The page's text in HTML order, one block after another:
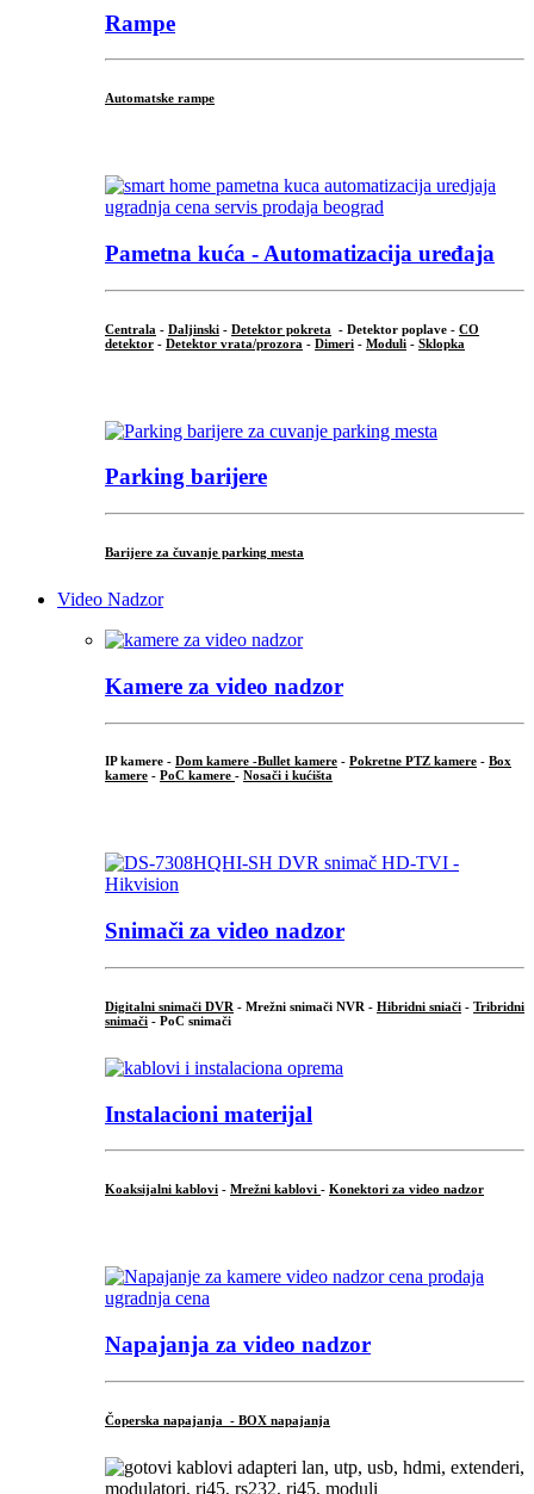
Rampe
Automatske rampe
Pametna kuća - Automatizacija uređaja
Centrala - Daljinski - Detektor pokreta - Detektor poplave - CO
detektor - Detektor vrata/prozora - Dimeri - Moduli - Sklopka
Parking barijere
Barijere za čuvanje parking mesta
Video Nadzor
Kamere za video nadzor
IP kamere - Dom kamere -Bullet kamere - Pokretne PTZ kamere - Box
kamere - PoC kamere - Nosači i kućišta
Snimači za video nadzor
Digitalni snimači DVR - Mrežni snimači NVR - Hibridni sniači - Tribridni
snimači - PoC snimači
Instalacioni materijal
Koaksijalni kablovi - Mrežni kablovi - Konektori za video nadzor
Napajanja za video nadzor
Čoperska napajanja - BOX napajanja